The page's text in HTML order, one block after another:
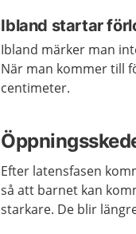
Ibland startar
Ibland märker man
När man kommer till
centimeter.
Efter latensfasen
så att barnet kan
starkare. De blir